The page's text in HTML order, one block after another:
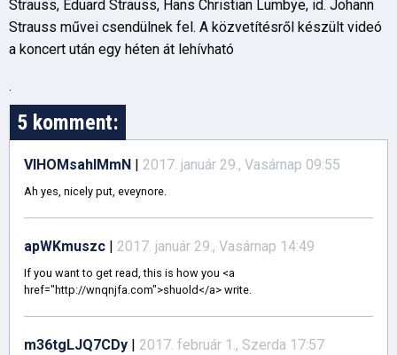
Strauss, Eduard Strauss, Hans Christian Lumbye, id. Johann
Strauss művei csendülnek fel. A közvetítésről készült videó
a koncert után egy héten át lehívható
.
5 komment:
VIHOMsahIMmN | 2017. január 29., Vasárnap 09:55
Ah yes, nicely put, eveynore.
apWKmuszc | 2017. január 29., Vasárnap 14:49
If you want to get read, this is how you <a
href="http://wnqnjfa.com">shuold</a> write.
m36tgLJQ7CDy | 2017. február 1., Szerda 17:57